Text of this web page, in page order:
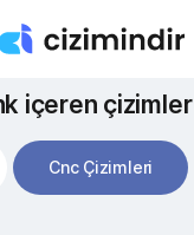
içeren çizimler
Cnc Çizimleri